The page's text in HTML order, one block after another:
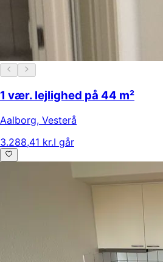
1 vær. lejlighed på 44 m²
Aalborg, Vesterå
3.288,41 kr.I går